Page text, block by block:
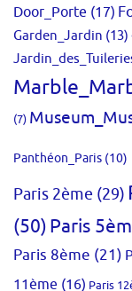
Door_Porte (17)
Garden_Jardin (13)
(7)
Panthéon_Paris (10)
Paris 2ème (29)
(50)Paris
Paris 8ème (21)
11ème (16) Paris